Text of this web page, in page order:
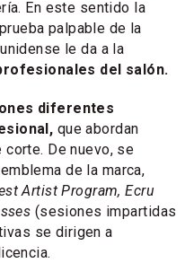
En este sentido la
palpable de la
le da a la
del salón.
diferentes
que abordan
De nuevo, se
de la marca,
Artist Program, Ecru
(sesiones impartidas
se dirigen a